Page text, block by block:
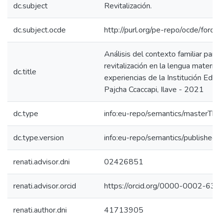
dc.subject Revitalización.
dc.subject.ocde http://purl.org/pe-repo/ocde/
dc.title
Análisis del contexto familiar
revitalización en la lengua
experiencias de la Institución
Pajcha Ccaccapi, Ilave - 2021
dc.type info:eu-repo/semantics/
dc.type.version info:eu-repo/semantics/
renati.advisor.dni 02426851
renati.advisor.orcid https://orcid.org/0000-0002-
renati.author.dni 41713905